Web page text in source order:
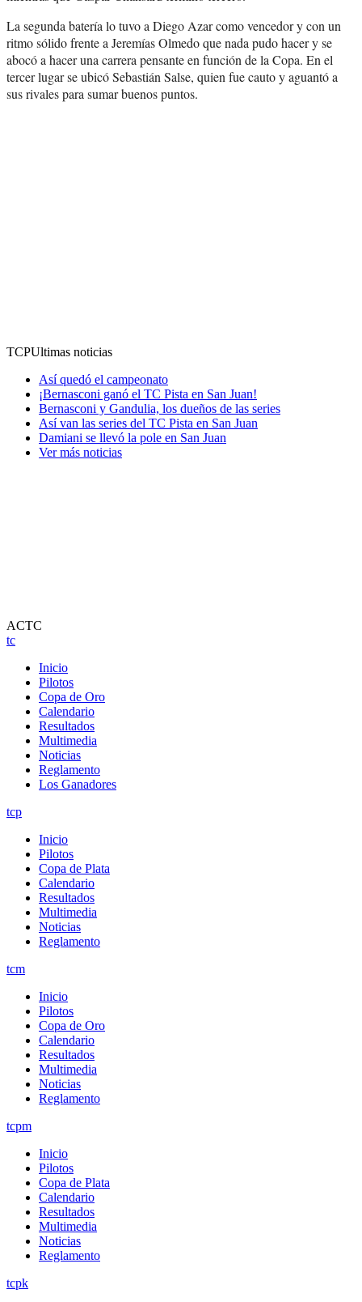
La segunda batería lo tuvo a Diego Azar como vencedor y con un
ritmo sólido frente a Jeremías Olmedo que nada pudo hacer y se
abocó a hacer una carrera pensante en función de la Copa. En el
tercer lugar se ubicó Sebastián Salse, quien fue cauto y aguantó a
sus rivales para sumar buenos puntos.
TCPUltimas noticias
Así quedó el campeonato
¡Bernasconi ganó el TC Pista en San Juan!
Bernasconi y Gandulia, los dueños de las series
Así van las series del TC Pista en San Juan
Damiani se llevó la pole en San Juan
Ver más noticias
ACTC
tc
Inicio
Pilotos
Copa de Oro
Calendario
Resultados
Multimedia
Noticias
Reglamento
Los Ganadores
tcp
Inicio
Pilotos
Copa de Plata
Calendario
Resultados
Multimedia
Noticias
Reglamento
tcm
Inicio
Pilotos
Copa de Oro
Calendario
Resultados
Multimedia
Noticias
Reglamento
tcpm
Inicio
Pilotos
Copa de Plata
Calendario
Resultados
Multimedia
Noticias
Reglamento
tcpk